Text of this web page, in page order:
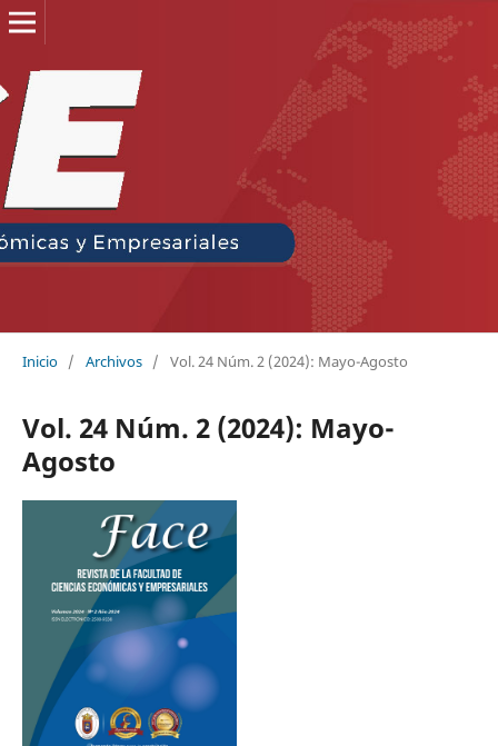
Inicio / Archivos / Vol. 24 Núm. 2 (2024): Mayo-Agosto
Vol. 24 Núm. 2 (2024): Mayo-
Agosto